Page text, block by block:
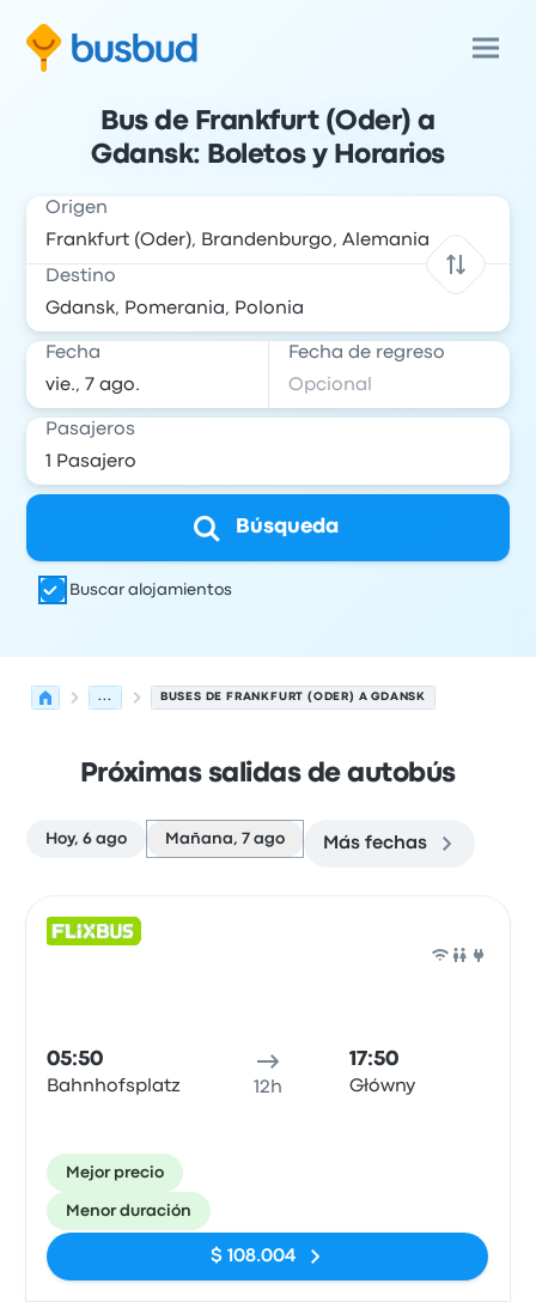
Bus de Frankfurt (Oder) a
Gdansk: Boletos y Horarios
Origen
Destino
Fecha Fecha de regreso
Pasajeros
Búsqueda
Buscar alojamientos
... BUSES DE FRANKFURT (ODER) A GDANSK
Próximas salidas de autobús
Hoy, 6 ago Mañana, 7 ago Más fechas
05:50
Bahnhofsplatz 12h
17:50
Główny
Mejor precio
Menor duración
$ 108.004